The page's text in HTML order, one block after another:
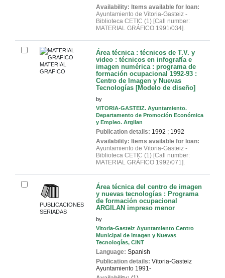
Availability: Items available for loan:
Ayuntamiento de Vitoria-Gasteiz -
Biblioteca CETIC (1) Call number:
MATERIAL GRÁFICO 1991/034
MATERIAL
GRAFICO
Área técnica : técnicos de T.V. y
video : técnicos en infografía e
imagen numérica : programa de
formación ocupacional 1992-93 :
Centro de Imagen y Nuevas
Tecnologías [Modelo de diseño]
by
VITORIA-GASTEIZ. Ayuntamiento.
Departamento de Promoción Económica
y Empleo. Argilan
Publication details: 1992 ; 1992
Availability: Items available for loan:
Ayuntamiento de Vitoria-Gasteiz -
Biblioteca CETIC (1) Call number:
MATERIAL GRÁFICO 1992/071
PUBLICACIONES
SERIADAS
Área técnica del centro de imagen
y nuevas tecnologías : Programa
de formación ocupacional
ARGILAN impreso menor
by
Vitoria-Gasteiz Ayuntamiento Centro
Municipal de Imagen y Nuevas
Tecnologías, CINT
Language: Spanish
Publication details: Vitoria-Gasteiz
Ayuntamiento 1991-